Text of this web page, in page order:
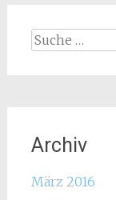
Suche
Archiv
März 2016